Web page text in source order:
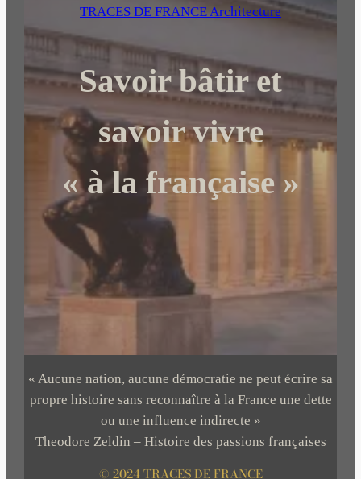
r
c
h
r
TRACES DE FRANCE Architecture
Savoir bâtir et
savoir vivre
« à la française »
« Aucune nation, aucune démocratie ne peut écrire sa
propre histoire sans reconnaître à la France une dette
ou une influence indirecte »
Theodore Zeldin – Histoire des passions françaises
© 2024 TRACES DE FRANCE